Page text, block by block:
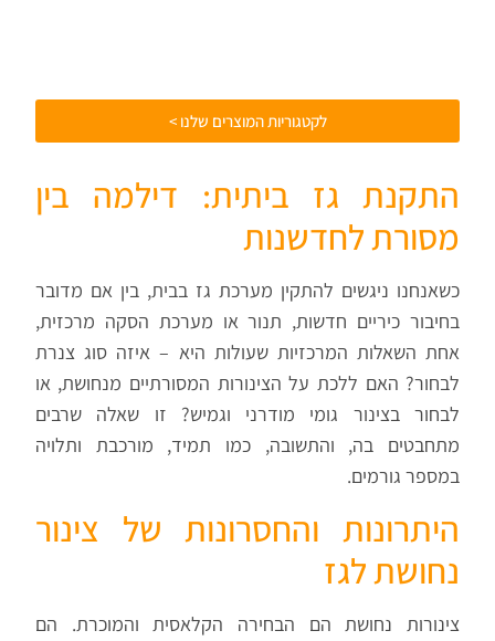
לקטגוריות המוצרים שלנו >
התקנת גז ביתית: דילמה בין
מסורת לחדשנות
כשאנחנו ניגשים להתקין מערכת גז בבית, בין אם מדובר
בחיבור כיריים חדשות, תנור או מערכת הסקה מרכזית,
אחת השאלות המרכזיות שעולות היא – איזה סוג צנרת
לבחור? האם ללכת על הצינורות המסורתיים מנחושת, או
לבחור בצינור גומי מודרני וגמיש? זו שאלה שרבים
מתחבטים בה, והתשובה, כמו תמיד, מורכבת ותלויה
במספר גורמים.
היתרונות והחסרונות של צינור
נחושת לגז
צינורות נחושת הם הבחירה הקלאסית והמוכרת. הם